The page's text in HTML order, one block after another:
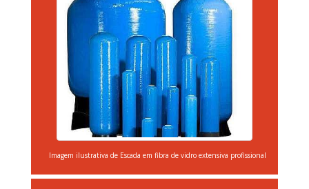
Imagem ilustrativa de Escada em fibra de vidro extensiva profissional